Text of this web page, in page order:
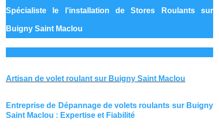
Spécialiste le l'installation de Stores Roulants sur
Buigny Saint Maclou
Artisan de volet roulant sur Buigny Saint Maclou
Entreprise de Dépannage de volets roulants sur Buigny
Saint Maclou : Expertise et Fiabilité